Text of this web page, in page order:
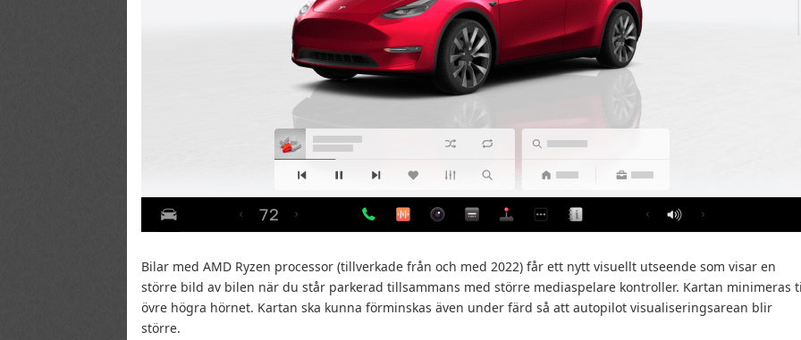
Bilar med AMD Ryzen processor (tillverkade från och med 2022) får ett nytt visuellt utseende som visar en
större bild av bilen när du står parkerad tillsammans med större mediaspelare kontroller. Kartan minimeras
övre högra hörnet. Kartan ska kunna förminskas även under färd så att autopilot visualiseringsarean blir
större.